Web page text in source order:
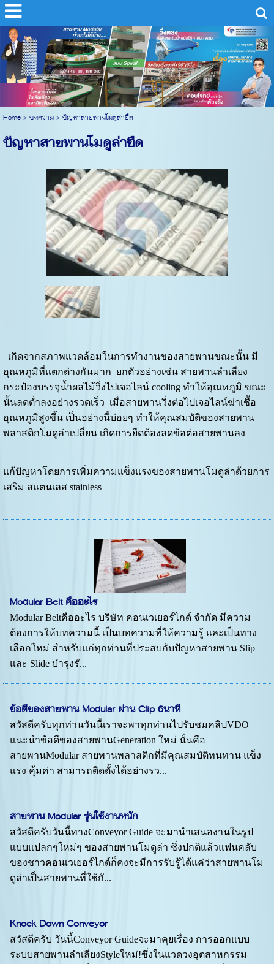
Home> บทความ> ปัญหาสายพานโมดูล่ายืด
ปัญหาสายพานโมดูล่ายืด
เกิดจากสภาพแวดล้อมในการทำงานของสายพานขณะนั้น มี
อุณหภูมิที่แตกต่างกันมาก ยกตัวอย่างเช่น สายพานลำเลียง
กระป๋องบรรจุน้ำผลไม้วิ่งไปเจอไลน์ cooling ทำให้อุณหภูมิ ขณะ
นั้นลดต่ำลงอย่างรวดเร็ว เมื่อสายพานวิ่งต่อไปเจอไลน์ฆ่าเชื้อ
อุณหภูมิสูงขึ้น เป็นอย่างนี้บ่อยๆ ทำให้คุณสมบัติของสายพาน
พลาสติกโมดูล่าเปลี่ยน เกิดการยืดต้องลดข้อต่อสายพานลง
แก้ปัญหาโดยการเพิ่มความแข็งแรงของสายพานโมดูล่าด้วยการ
เสริม สแตนเลส stainless
Modular Belt คืออะไร
Modular Beltคืออะไร บริษัท คอนเวเยอร์ไกด์ จำกัด มีความ
ต้องการให้บทความนี้ เป็นบทความที่ให้ความรู้ และเป็นทาง
เลือกใหม่ สำหรับแก่ทุกท่านที่ประสบกับปัญหาสายพาน Slip
และ Slide บำรุงรั...
ข้อดีของสายพาน Modular ผ่าน Clip 6นาที
สวัสดีครับทุกท่านวันนี้เราจะพาทุกท่านไปรับชมคลิปVDO
แนะนำข้อดีของสายพานGeneration ใหม่ นั่นคือ
สายพานModular สายพานพลาสติกที่มีคุณสมบัติทนทาน แข็ง
แรง คุ้มค่า สามารถติดตั้งได้อย่างรว...
สายพาน Modular รุ่นใช้งานหนัก
สวัสดีครับวันนี้ทางConveyor Guide จะมานำเสนองานในรูป
แบบแปลกๆใหม่ๆ ของสายพานโมดูล่า ซึ่งปกติแล้วแฟนคลับ
ของชาวคอนเวเยอร์ไกด์ก็คงจะมีการรับรู้ได้แค่ว่าสายพานโม
ดูล่าเป็นสายพานที่ใช้กั...
Knock Down Conveyor
สวัสดีครับ วันนี้Conveyor Guideจะมาคุยเรื่อง การออกแบบ
ระบบสายพานลำเลียงStyleใหม่!ซึ่งในแวดวงอุตสาหกรรม